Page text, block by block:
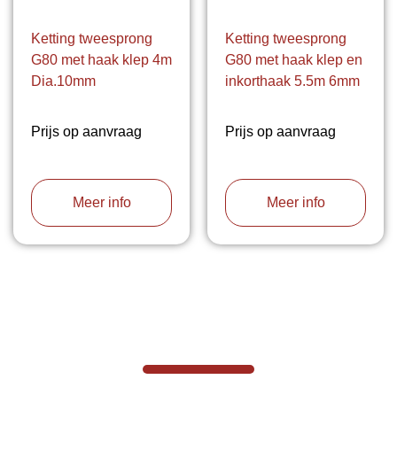
Ketting tweesprong
G80 met haak klep 4m
Dia.10mm
Prijs op aanvraag
Meer info
Ketting tweesprong
G80 met haak klep en
inkorthaak 5.5m 6mm
Prijs op aanvraag
Meer info